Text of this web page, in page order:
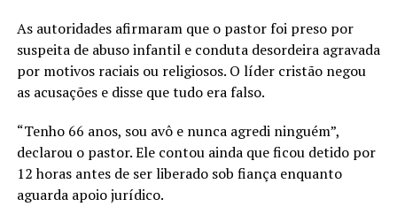
As autoridades afirmaram que o pastor foi preso por
suspeita de abuso infantil e conduta desordeira agravada
por motivos raciais ou religiosos. O líder cristão negou
as acusações e disse que tudo era falso.
“Tenho 66 anos, sou avô e nunca agredi ninguém”,
declarou o pastor. Ele contou ainda que ficou detido por
12 horas antes de ser liberado sob fiança enquanto
aguarda apoio jurídico.